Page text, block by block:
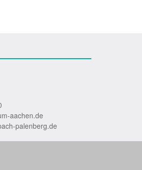
aachen.de
palenberg.de